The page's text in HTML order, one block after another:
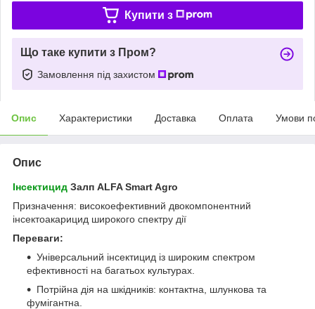
Купити з
Що таке купити з Пром?
Замовлення під захистом
Опис Характеристики Доставка Оплата Умови
Опис
Інсектицид Залп ALFA Smart Agro
Призначення: високоефективний двокомпонентний
інсектоакарицид широкого спектру дії
Переваги:
Універсальний інсектицид із широким спектром
ефективності на багатьох культурах.
Потрійна дія на шкідників: контактна, шлункова та
фумігантна.